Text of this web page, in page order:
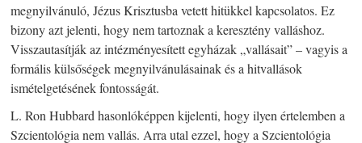
megnyilvánuló, Jézus Krisztusba vetett hitükkel kapcsolatos. Ez
bizony azt jelenti, hogy nem tartoznak a keresztény valláshoz.
Visszautasítják az intézményesített egyházak „vallásait” – vagyis a
formális külsőségek megnyilvánulásainak és a hitvallások
ismételgetésének fontosságát.
L. Ron Hubbard hasonlóképpen kijelenti, hogy ilyen értelemben a
Szcientológia nem vallás. Arra utal ezzel, hogy a Szcientológia